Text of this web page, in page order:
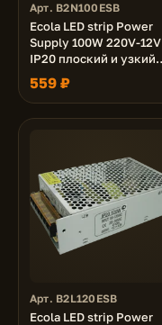
Арт. B2N100ESB
Ecola LED strip Power
Supply 100W 220V-12V
IP20 плоский и узкий
блок питания для
светодиодной ленты
559 ₽
Арт. B2L120ESB
Ecola LED strip Power